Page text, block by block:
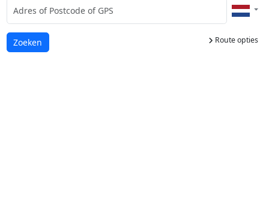
Route opties
Laden...
Zoeken